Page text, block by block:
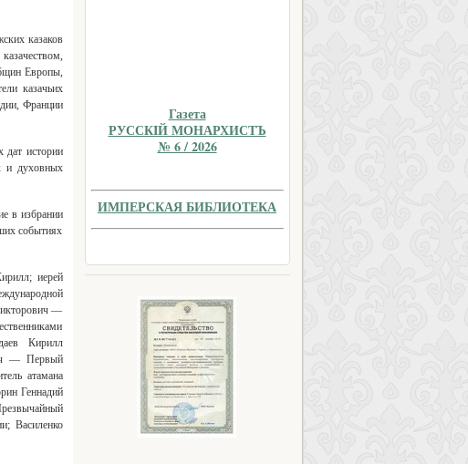
казаков
Европы,
казачьих
Франции
дат истории
и духовных
в избрании
событиях
иерей
—
Кирилл
— Первый
атамана
Геннадий
Василенко
Газета
РУССКIЙ МОНАРХИСТЪ
№ 6 / 2026
ИМПЕРСКАЯ БИБЛИОТЕКА